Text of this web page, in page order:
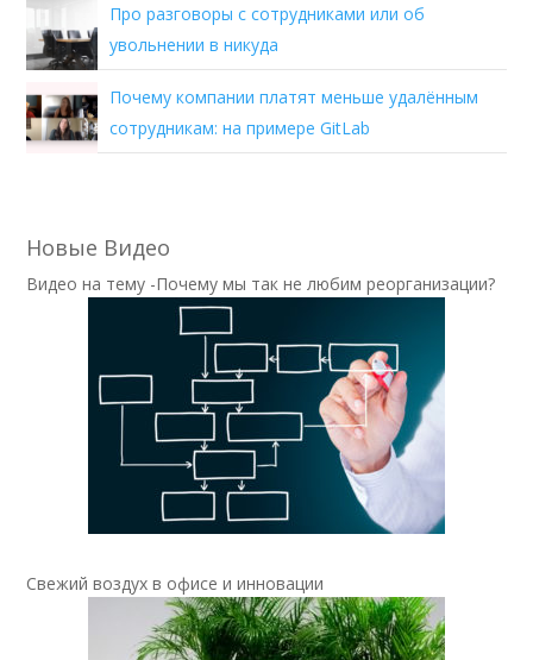
Про разговоры с сотрудниками или об
увольнении в никуда
Почему компании платят меньше удалённым
сотрудникам: на примере GitLab
Новые Видео
Видео на тему -Почему мы так не любим реорганизации?
Свежий воздух в офисе и инновации